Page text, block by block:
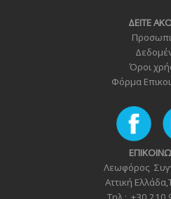
ΔΕΙΤΕ
Όροι
Φόρμα
Λεωφόρος
Αττική